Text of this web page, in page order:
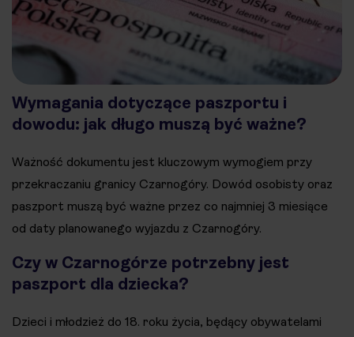
Wymagania dotyczące paszportu i
dowodu: jak długo muszą być ważne?
Ważność dokumentu jest kluczowym wymogiem przy
przekraczaniu granicy Czarnogóry. Dowód osobisty oraz
paszport muszą być ważne przez co najmniej 3 miesiące
od daty planowanego wyjazdu z Czarnogóry.
Czy w Czarnogórze potrzebny jest
paszport dla dziecka?
Dzieci i młodzież do 18. roku życia, będący obywatelami